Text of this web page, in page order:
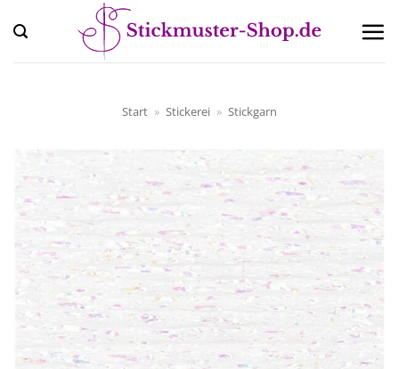
Inhalt
springen
Start » Stickerei » Stickgarn